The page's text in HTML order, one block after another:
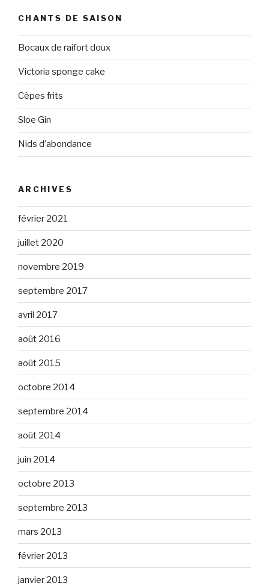
CHANTS DE SAISON
Bocaux de raifort doux
Victoria sponge cake
Cèpes frits
Sloe Gin
Nids d’abondance
ARCHIVES
février 2021
juillet 2020
novembre 2019
septembre 2017
avril 2017
août 2016
août 2015
octobre 2014
septembre 2014
août 2014
juin 2014
octobre 2013
septembre 2013
mars 2013
février 2013
janvier 2013